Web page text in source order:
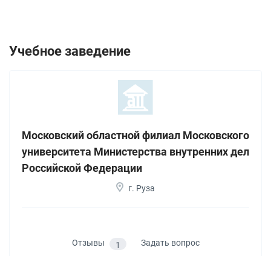
Учебное заведение
Московский областной филиал Московского
университета Министерства внутренних дел
Российской Федерации
г. Руза
Отзывы 1 Задать вопрос